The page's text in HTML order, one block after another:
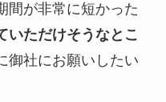
間が非常に短かった
いただけそうなとこ
御社にお願いしたい